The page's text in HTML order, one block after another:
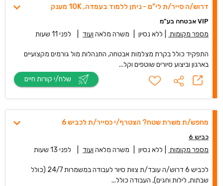
דרוש/ה סייר/ת לי"ם - ניתן ללמוד בעמדה, 10K מענק
VIP אבטחה בע"מ
מספר מקומות ללא נסיון משרה מלאה ועוד לפני 11 שעות
התפקיד כולל בקרת מצלמות אבטחה, התנהלות מול גורמים מקצועיים
בארגון וביצוע סיורים שוטפים וקל...
מחפש/ת משרת שטח? הצטרף/י כסייר/ת לכביש 6
כביש 6
מספר מקומות ללא נסיון משרה מלאה ועוד לפני 13 שעות
לכביש 6 דרוש/ה עובד/ת צוות סיור לעבודה במשמרות 24/7 (כולל
שבתות, לילות וחגים), העבודה כולל...